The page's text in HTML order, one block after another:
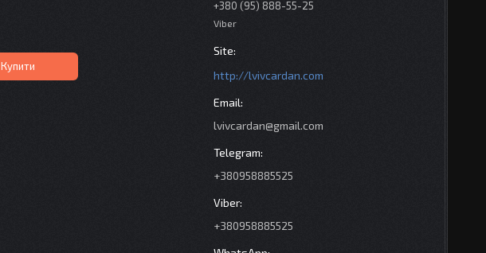
Купити
+380 (95) 888-55-25
Viber
http://lvivcardan.com
lvivcardan@gmail.com
+380958885525
+380958885525